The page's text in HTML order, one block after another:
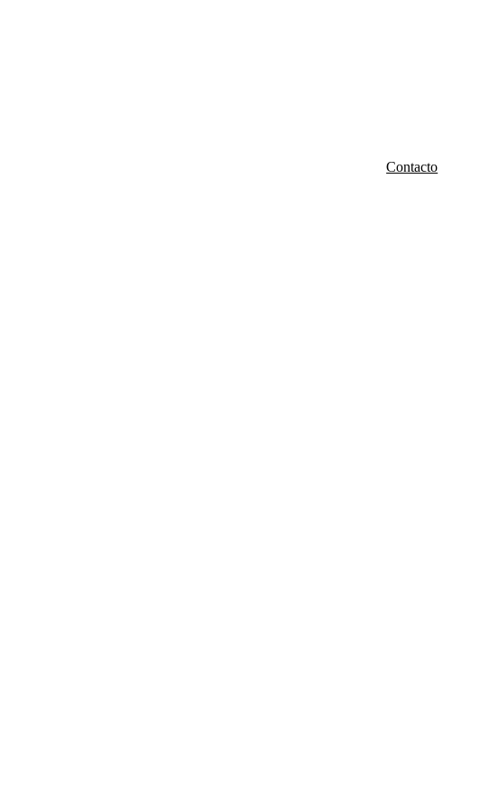
Contacto